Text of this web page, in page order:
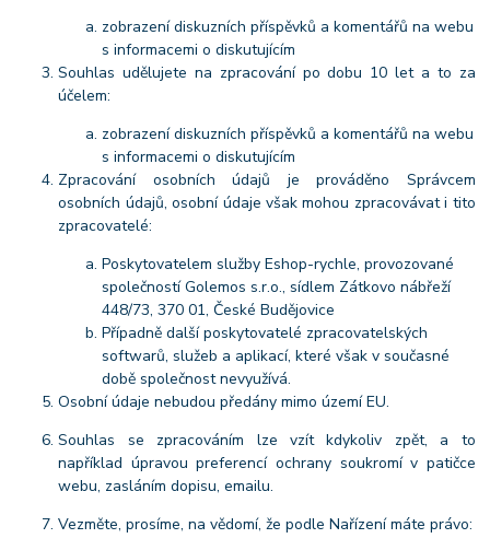
zobrazení diskuzních příspěvků a komentářů na webu
s informacemi o diskutujícím
Souhlas udělujete na zpracování po dobu 10 let a to za
účelem:
zobrazení diskuzních příspěvků a komentářů na webu
s informacemi o diskutujícím
Zpracování osobních údajů je prováděno Správcem
osobních údajů, osobní údaje však mohou zpracovávat i tito
zpracovatelé:
Poskytovatelem služby Eshop-rychle, provozované
společností Golemos s.r.o., sídlem Zátkovo nábřeží
448/73, 370 01, České Budějovice
Případně další poskytovatelé zpracovatelských
softwarů, služeb a aplikací, které však v současné
době společnost nevyužívá.
Osobní údaje nebudou předány mimo území EU.
Souhlas se zpracováním lze vzít kdykoliv zpět, a to
například úpravou preferencí ochrany soukromí v patičce
webu, zasláním dopisu, emailu.
Vezměte, prosíme, na vědomí, že podle Nařízení máte právo: